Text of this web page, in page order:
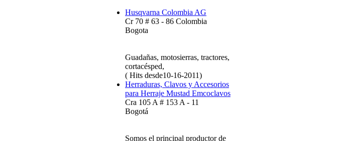
Husqvarna Colombia AG
Cr 70 # 63 - 86 Colombia
Bogota
Guadañas, motosierras, tractores,
cortacésped,
( Hits desde10-16-2011)
Herraduras, Clavos y Accesorios
para Herraje Mustad Emcoclavos
Cra 105 A # 153 A - 11
Bogotá
Somos el principal productor de